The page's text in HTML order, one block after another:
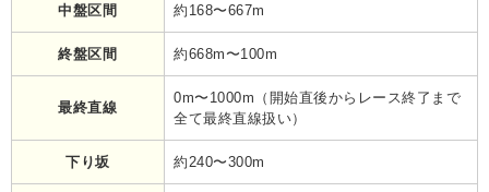
中盤区間 約168〜667m
終盤区間 約668m〜100m
最終直線
0m〜1000m（開始直後からレース終了まで
全て最終直線扱い）
下り坂 約240〜300m